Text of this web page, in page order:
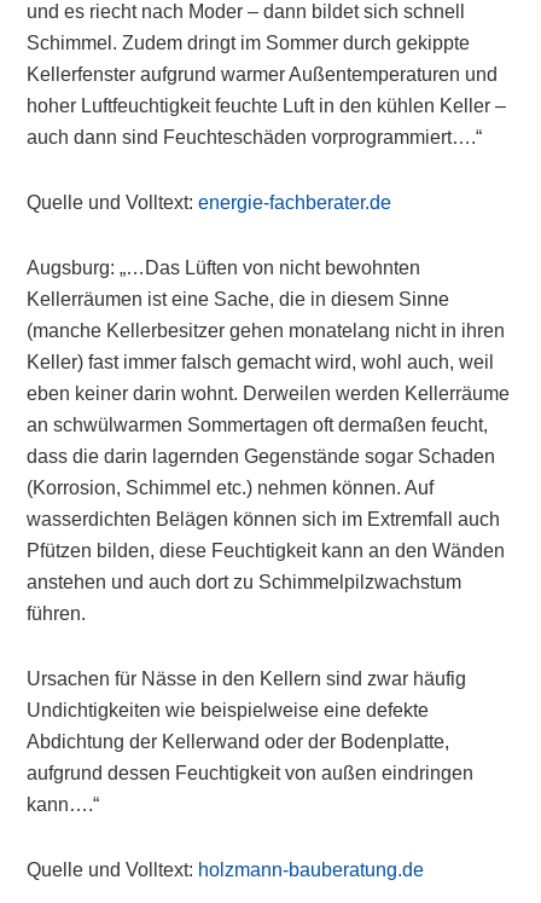
und es riecht nach Moder – dann bildet sich schnell
Schimmel. Zudem dringt im Sommer durch gekippte
Kellerfenster aufgrund warmer Außentemperaturen und
hoher Luftfeuchtigkeit feuchte Luft in den kühlen Keller –
auch dann sind Feuchteschäden vorprogrammiert….“
Quelle und Volltext:energie-fachberater.de
Augsburg: „…Das Lüften von nicht bewohnten
Kellerräumen ist eine Sache, die in diesem Sinne
(manche Kellerbesitzer gehen monatelang nicht in ihren
Keller) fast immer falsch gemacht wird, wohl auch, weil
eben keiner darin wohnt. Derweilen werden Kellerräume
an schwülwarmen Sommertagen oft dermaßen feucht,
dass die darin lagernden Gegenstände sogar Schaden
(Korrosion, Schimmel etc.) nehmen können. Auf
wasserdichten Belägen können sich im Extremfall auch
Pfützen bilden, diese Feuchtigkeit kann an den Wänden
anstehen und auch dort zu Schimmelpilzwachstum
führen.
Ursachen für Nässe in den Kellern sind zwar häufig
Undichtigkeiten wie beispielweise eine defekte
Abdichtung der Kellerwand oder der Bodenplatte,
aufgrund dessen Feuchtigkeit von außen eindringen
kann….“
Quelle und Volltext: holzmann-bauberatung.de